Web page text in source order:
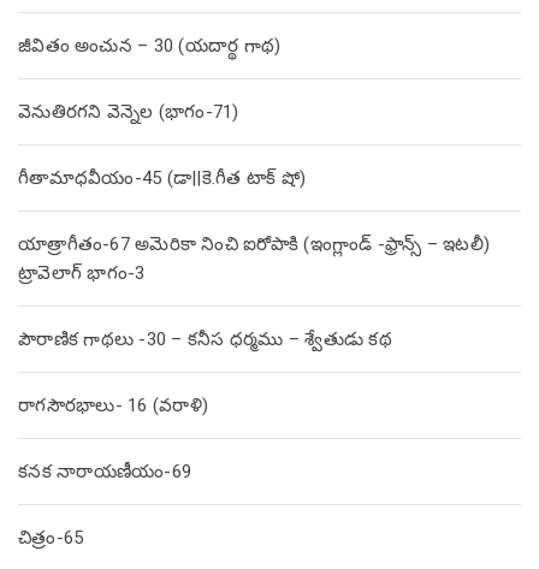
జీవితం అంచున – 30 (యదార్థ గాథ)
వెనుతిరగని వెన్నెల (భాగం-71)
గీతామాధవీయం-45 (డా||కె.గీత టాక్ షో)
యాత్రాగీతం-67 అమెరికా నించి ఐరోపాకి (ఇంగ్లాండ్ -ఫ్రాన్స్ – ఇటలీ)
ట్రావెలాగ్ భాగం-3
పౌరాణిక గాథలు -30 – కనీస ధర్మము – శ్వేతుడు కథ
రాగసౌరభాలు- 16 (వరాళి)
కనక నారాయణీయం-69
చిత్రం-65